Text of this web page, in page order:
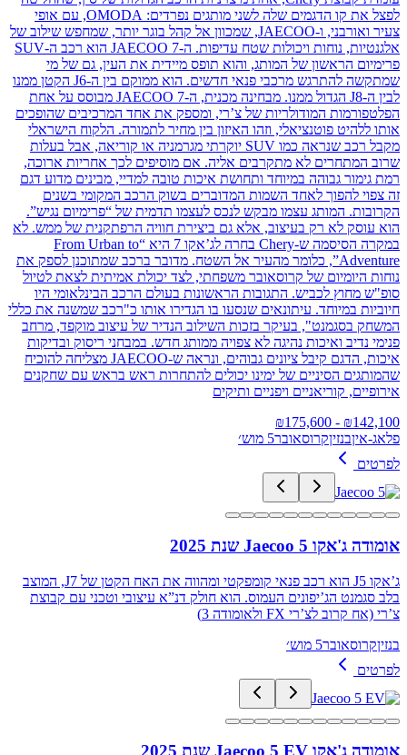
לפצל את קו הדגמים שלה לשני מותגים נפרדים: OMODA, עם אופי
צעיר ואורבני, ו‑JAECOO, שמכוון אל קהל בוגר יותר, שמחפש שילוב של
אלגנטיות, נוחות ויכולות שטח עדיפות. ה‑JAECOO 7 הוא רכב ה-SUV
פרימיום הראשון של המותג, והוא תופס מיידית את העין, גם של מי
שמתקשה להתרגש מרכבי פנאי חדשים. הוא ממוקם בין ה-J6 הקטן ממנו
לבין ה-J8 הגדול ממנו. מבחינה מכנית, ה‑JAECOO 7 מבוסס על אחת
הפלטפורמות המודולריות של צ’רי, ומספק את אחד המרכיבים שהופכים
אותו ללהיט פוטנציאלי, וזהו האיזון בין מחיר לתמורה. הלקוח הישראלי
מקבל רכב שנראה כמו SUV יוקרתי מגרמניה או קוריאה, אבל בעלות
שרוב המתחרים לא מתקרבים אליה. אם מוסיפים לכך אחריות ארוכה,
רמת גימור גבוהה במיוחד ותחושת איכות טובה למדיי, מבינים מדוע דגם
זה צפוי להפוך לאחד השמות המדוברים בשוק הרכב המקומי בשנים
הקרובות. המותג עצמו מבקש לנכס לעצמו תדמית של “פרימיום נגיש”.
הוא עוסק לא רק בעיצוב, אלא גם ביצירת חוויה הרפתקנית של ממש. לא
במקרה הסיסמה ש‑Chery בחרה לג’אקו 7 היא “From Urban to
Adventure”, כלומר מהעיר אל השטח. מדובר ברכב שמתוכנן לספק את
נוחות היומיום של קרוסאובר משפחתי, לצד יכולת אמיתית לצאת לטיול
סופ"ש מחוץ לכביש. התגובות הראשונות בעולם הרכב הבינלאומי היו
חיוביות במיוחד. עיתונאים שנסעו בו הגדירו אותו כ"רכב שמשנה את כללי
המשחק בסגמנט", בעיקר בזכות השילוב הנדיר של עיצוב מוקפד, מרחב
פנימי נדיב ואיכות נהיגה לא צפויה ממותג חדש. במבחני ריסוק ובדיקות
איכות, הדגם קיבל ציונים גבוהים, ונראה ש‑JAECOO מצליחה להוכיח
שהמותגים הסיניים של ימינו יכולים להתחרות ראש בראש עם שחקנים
אירופיים, קוריאניים ויפניים ותיקים
₪142,100
- ₪
175,600
פלאג-איןבנזיןקרוסאובר5 מוש׳
לפרטים
אומודה ג'אקו Jaecoo 5 שנת 2025
ג’אקו J5 הוא רכב פנאי קומפקטי ומהווה את האח הקטן של J7, המוצב
בלב סגמנט הג’יפונים העמוס. הוא חולק דנ”א עיצובי וטכני עם קבוצת
צ’רי (אח קרוב לצ’רי FX ולאומודה 3)
בנזיןקרוסאובר5 מוש׳
לפרטים